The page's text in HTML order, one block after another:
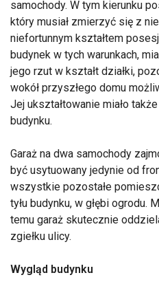
samochody. W tym kierunku
który musiał zmierzyć się z
niefortunnym kształtem
budynek w tych warunkach,
jego rzut w kształt działki,
wokół przyszłego domu
Jej ukształtowanie miało
budynku.
Garaż na dwa samochody
być usytuowany jedynie od
wszystkie pozostałe
tyłu budynku, w głębi ogrodu.
temu garaż skutecznie
zgiełku ulicy.
Wygląd budynku